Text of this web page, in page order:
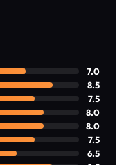
7.0
8.5
7.5
8.0
8.0
7.5
6.5